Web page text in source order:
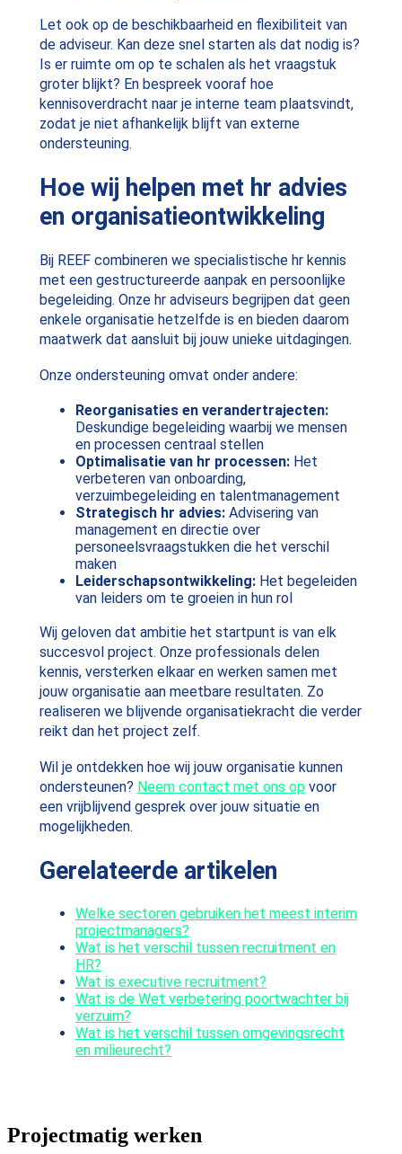
Let ook op de beschikbaarheid en flexibiliteit van
de adviseur. Kan deze snel starten als dat nodig is?
Is er ruimte om op te schalen als het vraagstuk
groter blijkt? En bespreek vooraf hoe
kennisoverdracht naar je interne team plaatsvindt,
zodat je niet afhankelijk blijft van externe
ondersteuning.
Hoe wij helpen met hr advies
en organisatieontwikkeling
Bij REEF combineren we specialistische hr kennis
met een gestructureerde aanpak en persoonlijke
begeleiding. Onze hr adviseurs begrijpen dat geen
enkele organisatie hetzelfde is en bieden daarom
maatwerk dat aansluit bij jouw unieke uitdagingen.
Onze ondersteuning omvat onder andere:
Reorganisaties en verandertrajecten:
Deskundige begeleiding waarbij we mensen
en processen centraal stellen
Optimalisatie van hr processen:Het
verbeteren van onboarding,
verzuimbegeleiding en talentmanagement
Strategisch hr advies:Advisering van
management en directie over
personeelsvraagstukken die het verschil
maken
Leiderschapsontwikkeling:Het begeleiden
van leiders om te groeien in hun rol
Wij geloven dat ambitie het startpunt is van elk
succesvol project. Onze professionals delen
kennis, versterken elkaar en werken samen met
jouw organisatie aan meetbare resultaten. Zo
realiseren we blijvende organisatiekracht die verder
reikt dan het project zelf.
Wil je ontdekken hoe wij jouw organisatie kunnen
ondersteunen? Neem contact met ons opvoor
een vrijblijvend gesprek over jouw situatie en
mogelijkheden.
Gerelateerde artikelen
Welke sectoren gebruiken het meest interim
projectmanagers?
Wat is het verschil tussen recruitment en
HR?
Wat is executive recruitment?
Wat is de Wet verbetering poortwachter bij
verzuim?
Wat is het verschil tussen omgevingsrecht
en milieurecht?
Projectmatig werken